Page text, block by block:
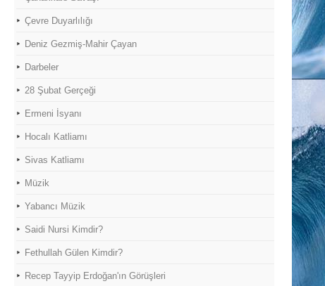
Çevre Duyarlılığı
Deniz Gezmiş-Mahir Çayan
Darbeler
28 Şubat Gerçeği
Ermeni İsyanı
Hocalı Katliamı
Sivas Katliamı
Müzik
Yabancı Müzik
Saidi Nursi Kimdir?
Fethullah Gülen Kimdir?
Recep Tayyip Erdoğan'ın Görüşleri